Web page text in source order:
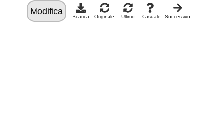
Modifica Scarica Originale Ultimo Casuale Successivo